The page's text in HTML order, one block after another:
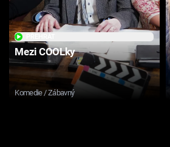
Mezi COOLky
Komedie / Zábavný